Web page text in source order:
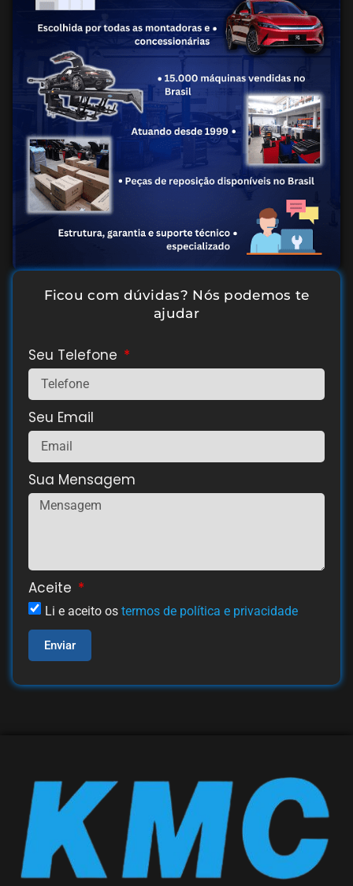
Ficou com dúvidas? Nós podemos te
ajudar
Seu Telefone
Seu Email
Sua Mensagem
Aceite
Li e aceito os termos de política e privacidade
Enviar